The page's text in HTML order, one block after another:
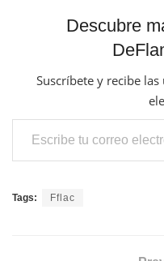
Descubre
Suscríbete y recibe
Escribe tu correo electrónico…
Tags: Fflac